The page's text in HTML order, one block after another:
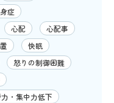
症
心配
心配事
快眠
怒りの制御困難
・集中力低下